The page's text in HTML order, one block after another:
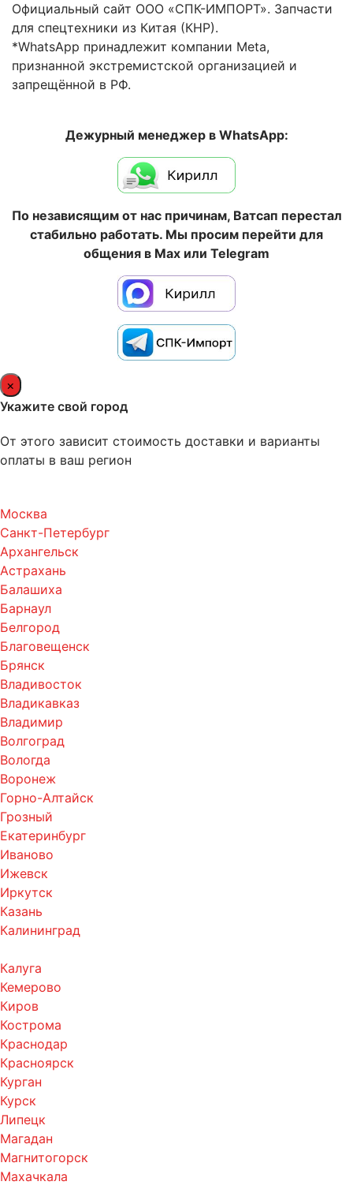
Официальный сайт ООО «СПК-ИМПОРТ». Запчасти
для спецтехники из Китая (КНР).
*WhatsApp принадлежит компании Meta,
признанной экстремистской организацией и
запрещённой в РФ.
Дежурный менеджер в WhatsApp:
По независящим от нас причинам, Ватсап перестал
стабильно работать. Мы просим перейти для
общения в Max или Telegram
×
Укажите свой город
От этого зависит стоимость доставки и варианты
оплаты в ваш регион
Москва
Санкт-Петербург
Архангельск
Астрахань
Балашиха
Барнаул
Белгород
Благовещенск
Брянск
Владивосток
Владикавказ
Владимир
Волгоград
Вологда
Воронеж
Горно-Алтайск
Грозный
Екатеринбург
Иваново
Ижевск
Иркутск
Казань
Калининград
Калуга
Кемерово
Киров
Кострома
Краснодар
Красноярск
Курган
Курск
Липецк
Магадан
Магнитогорск
Махачкала